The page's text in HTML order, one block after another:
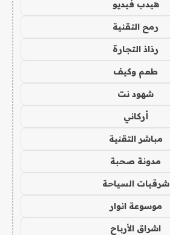
هيدب فيديو
رمح التقنية
رذاذ التجارة
طعم وكيف
شهود نت
أركاني
مباشر التقنية
مدونة صحبة
شرقيات السياحة
موسوعة انوار
اشراق الأرباح